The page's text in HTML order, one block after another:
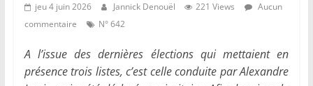
jeu 4 juin 2026 Jannick Denouël 221 Views
Aucun
commentaire
N° 642
A l’issue des dernières élections qui mettaient en
présence trois listes, c’est celle conduite par Alexandre